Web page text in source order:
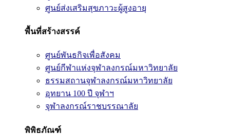
ศูนย์ส่งเสริมสุขภาวะผู้สูงอายุ
พื้นที่สร้างสรรค์
ศูนย์พันธกิจเพื่อสังคม
ศูนย์กีฬาแห่งจุฬาลงกรณ์มหาวิทยาลัย
ธรรมสถานจุฬาลงกรณ์มหาวิทยาลัย
อุทยาน 100 ปี จุฬาฯ
จุฬาลงกรณ์ราชบรรณาลัย
พิพิธภัณฑ์